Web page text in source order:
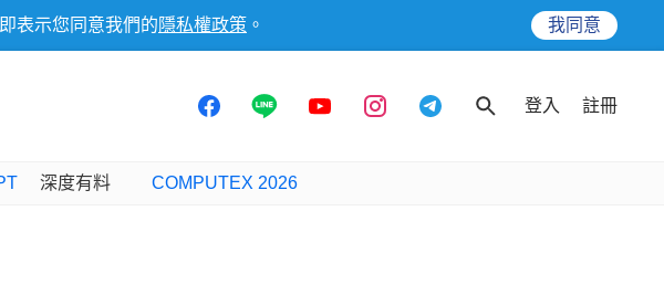
表示您同意我們的 隱私權政策 。 我同意
登入 註冊
深度有料 COMPUTEX 2026